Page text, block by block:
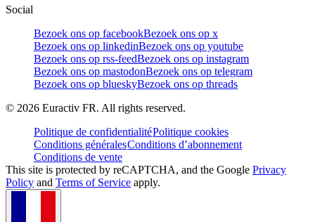
Social
Bezoek ons op facebookBezoek ons op x
Bezoek ons op linkedinBezoek ons op youtube
Bezoek ons op rss-feedBezoek ons op instagram
Bezoek ons op mastodonBezoek ons op telegram
Bezoek ons op blueskyBezoek ons op threads
© 2026 Euractiv FR. All rights reserved.
Politique de confidentialitéPolitique cookies
Conditions généralesConditions d’abonnement
Conditions de vente
This site is protected by reCAPTCHA, and the Google Privacy
Policy and Terms of Service apply.